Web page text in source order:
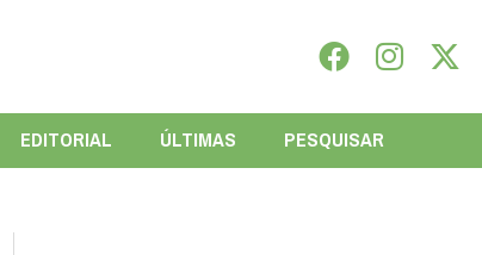
EDITORIAL ÚLTIMAS PESQUISAR